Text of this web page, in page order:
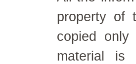
property of
copied
material is